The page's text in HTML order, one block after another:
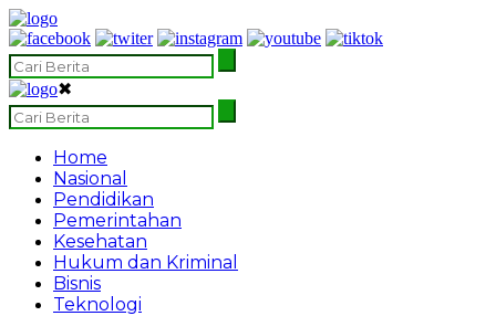
✖
Home
Nasional
Pendidikan
Pemerintahan
Kesehatan
Hukum dan Kriminal
Bisnis
Teknologi